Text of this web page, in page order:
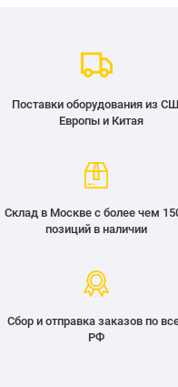
Поставки оборудования из
Европы и Китая
Склад в Москве с более чем
позиций в наличии
Сбор и отправка заказов по
РФ